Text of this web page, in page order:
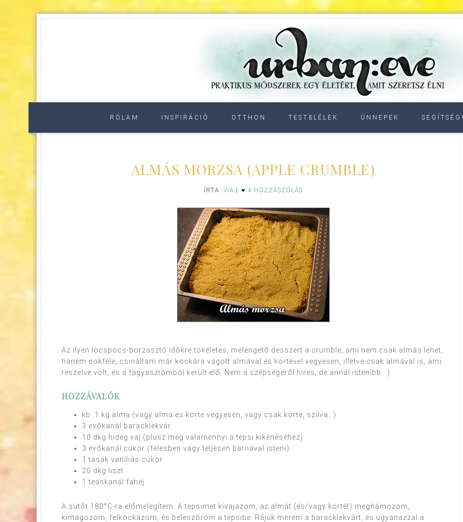
RÓLAM INSPIRÁCIÓ OTTHON TEST&LÉLEK ÜNNEPEK SEGÍTSÉG!
ALMÁS MORZSA (APPLE CRUMBLE)
ÍRTA: VIA 4 HOZZÁSZÓLÁS
Az ilyen locspocs-borzasztó időkre tökéletes, melengető desszert a crumble, ami nem csak almás lehet,
hanem sokféle, csináltam már kockára vágott almával és körtével vegyesen, illetve csak almával is, ami
reszelve volt, és a fagyasztómból került elő. Nem a szépségéről híres, de annál istenibb. :)
HOZZÁVALÓK
kb. 1 kg alma (vagy alma és körte vegyesen, vagy csak körte, szilva…)
3 evőkanál baracklekvár
10 dkg hideg vaj (plusz még valamennyi a tepsi kikenéséhez)
3 evőkanál cukor (felesben vagy teljesen barnával isteni)
1 tasak vaníliás cukor
20 dkg liszt
1 teáskanál fahéj
A sütőt 180°C-ra előmelegítem. A tepsimet kivajazom, az almát (és/vagy körtét) meghámozom,
kimagozom, felkockázom, és beleszórom a tepsibe. Rájuk merem a baracklekvárt, és ugyanazzal a